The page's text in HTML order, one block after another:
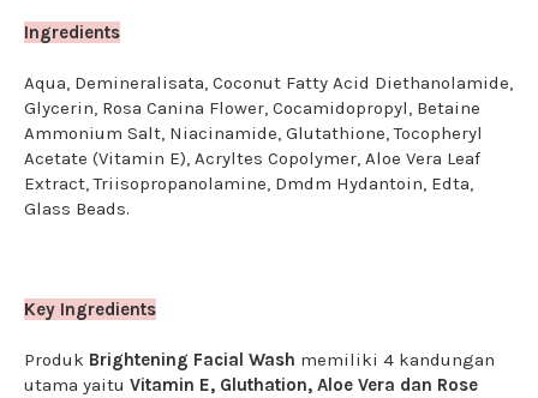
Ingredients
Aqua, Demineralisata, Coconut Fatty Acid Diethanolamide,
Glycerin, Rosa Canina Flower, Cocamidopropyl, Betaine
Ammonium Salt, Niacinamide, Glutathione, Tocopheryl
Acetate (Vitamin E), Acryltes Copolymer, Aloe Vera Leaf
Extract, Triisopropanolamine, Dmdm Hydantoin, Edta,
Glass Beads.
Key Ingredients
Produk Brightening Facial Wash memiliki 4 kandungan
utama yaitu Vitamin E, Gluthation, Aloe Vera dan Rose